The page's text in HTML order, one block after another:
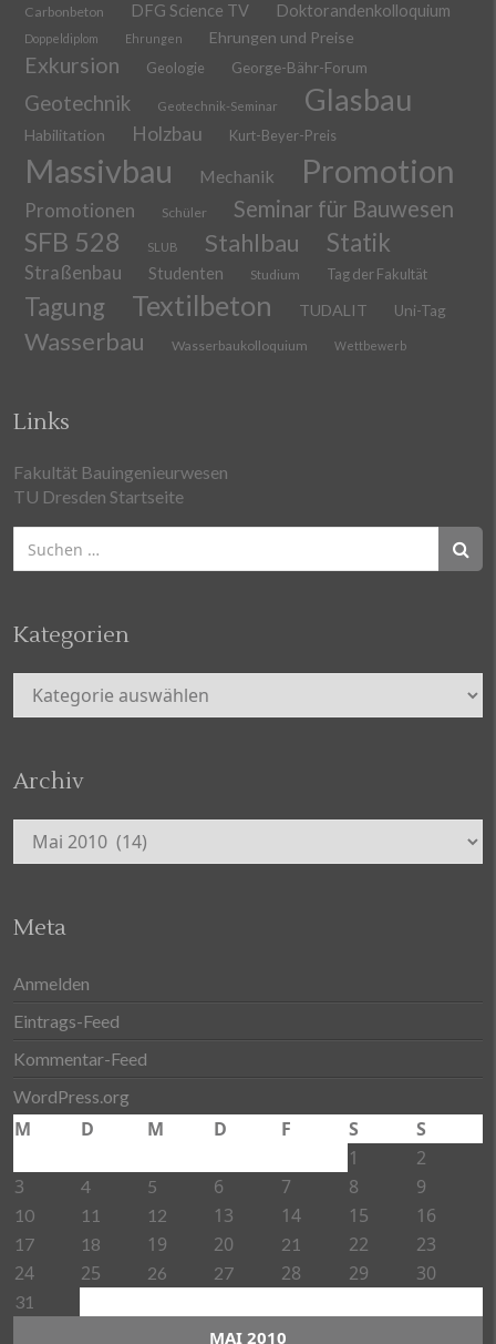
Carbonbeton DFG Science TV Doktorandenkolloquium
Doppeldiplom Ehrungen Ehrungen und Preise
Exkursion Geologie George-Bähr-Forum
Geotechnik Geotechnik-Seminar Glasbau
Habilitation Holzbau Kurt-Beyer-Preis
Massivbau Mechanik Promotion
Promotionen Schüler Seminar für Bauwesen
SFB 528 SLUB Stahlbau Statik
Straßenbau Studenten Studium Tag der Fakultät
Tagung Textilbeton TUDALIT Uni-Tag
Wasserbau Wasserbaukolloquium Wettbewerb
Links
Fakultät Bauingenieurwesen
TU Dresden Startseite
nach:
Kategorien
Kategorien
Archiv
Archiv
Meta
Anmelden
Eintrags-Feed
Kommentar-Feed
WordPress.org
MAI 2010
M D M D F S
S
1
2
3
4 5 6 7 8 9
10 11 12 13 14 15 16
17 18 19 20 21 22
23
24
25 26 27 28 29 30
31